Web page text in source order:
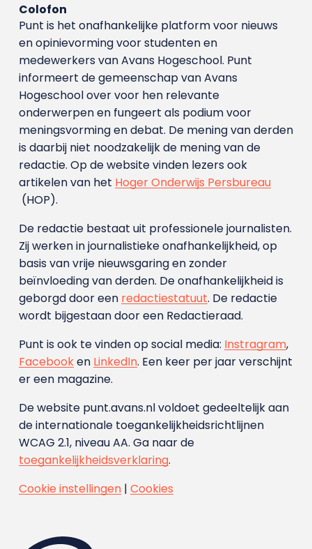
Colofon
Punt is het onafhankelijke platform voor nieuws
en opinievorming voor studenten en
medewerkers van Avans Hoge­school. Punt
informeert de gemeenschap van Avans
Hogeschool over voor hen relevante
onderwerpen en fungeert als podium voor
meningsvorming en debat. De mening van derden
is daarbij niet noodzakelijk de mening van de
redactie. Op de website vinden lezers ook
artikelen van het Hoger Onderwijs Persbureau
(HOP).
De redactie bestaat uit professionele journalisten.
Zij werken in journalistieke onafhankelijkheid, op
basis van vrije nieuwsgaring en zonder
beïnvloeding van derden. De onafhankelijkheid is
geborgd door een redactiestatuut. De redactie
wordt bijgestaan door een Redactieraad.
Punt is ook te vinden op social media: Instragram,
Facebooken LinkedIn. Een keer per jaar verschijnt
er een magazine.
De website punt.avans.nl voldoet gedeeltelijk aan
de internationale toegankelijkheidsrichtlijnen
WCAG 2.1, niveau AA. Ga naar de
toegankelijkheidsverklaring.
Cookie instellingen| Cookies